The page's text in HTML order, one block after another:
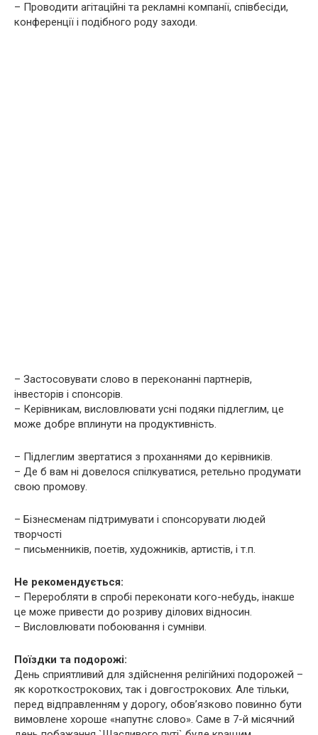
– Проводити агітаційні та рекламні компанії, співбесіди,
конференції і подібного роду заходи.
– Застосовувати слово в переконанні партнерів,
інвесторів і спонсорів.
– Керівникам, висловлювати усні подяки підлеглим, це
може добре вплинути на продуктивність.
– Підлеглим звертатися з проханнями до керівників.
– Де б вам ні довелося спілкуватися, ретельно продумати
свою промову.
– Бізнесменам підтримувати і спонсорувати людей
творчості
– письменників, поетів, художників, артистів, і т.п.
Не рекомендується:
– Переробляти в спробі переконати кого-небудь, інакше
це може привести до розриву ділових відносин.
– Висловлювати побоювання і сумніви.
Поїздки та подорожі:
День сприятливий для здійснення релігійнихі подорожей –
як короткострокових, так і довгострокових. Але тільки,
перед відправленням у дорогу, обов’язково повинно бути
вимовлене хороше «напутнє слово». Саме в 7-й місячний